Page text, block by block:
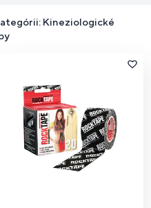
Kineziologické